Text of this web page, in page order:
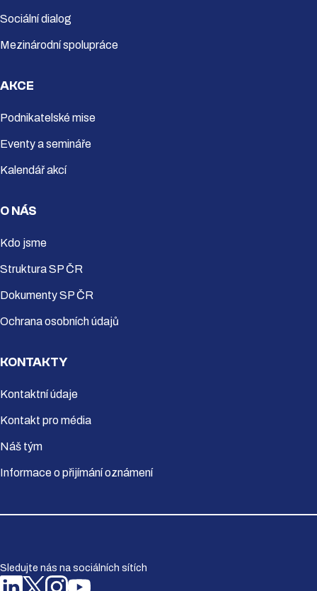
Sociální dialog
Mezinárodní spolupráce
AKCE
Podnikatelské mise
Eventy a semináře
Kalendář akcí
O NÁS
Kdo jsme
Struktura SP ČR
Dokumenty SP ČR
Ochrana osobních údajů
KONTAKTY
Kontaktní údaje
Kontakt pro média
Náš tým
Informace o přijímání oznámení
Sledujte nás na sociálních sítích